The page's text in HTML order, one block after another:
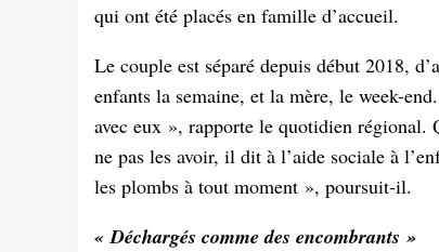
qui ont été placés en famille d’accueil.
Le couple est séparé depuis début 2018,
enfants la semaine, et la mère, le week-
avec eux », rapporte le quotidien régional.
ne pas les avoir, il dit à l’aide sociale à
les plombs à tout moment », poursuit-il.
« Déchargés comme des encombrants »